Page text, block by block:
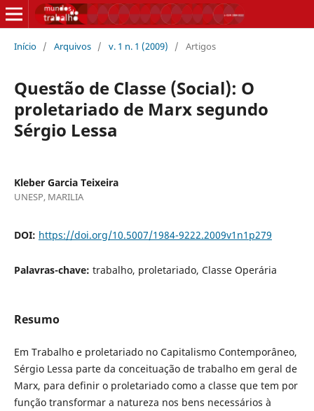
Início / Arquivos / v. 1 n. 1 (2009) / Artigos
Questão de Classe (Social): O
proletariado de Marx segundo
Sérgio Lessa
Kleber Garcia Teixeira
UNESP, MARILIA
DOI: https://doi.org/10.5007/1984-9222.2009v1n1p279
Palavras-chave: trabalho, proletariado, Classe Operária
Resumo
Em Trabalho e proletariado no Capitalismo Contemporâneo,
Sérgio Lessa parte da conceituação de trabalho em geral de
Marx, para definir o proletariado como a classe que tem por
função transformar a natureza nos bens necessários à